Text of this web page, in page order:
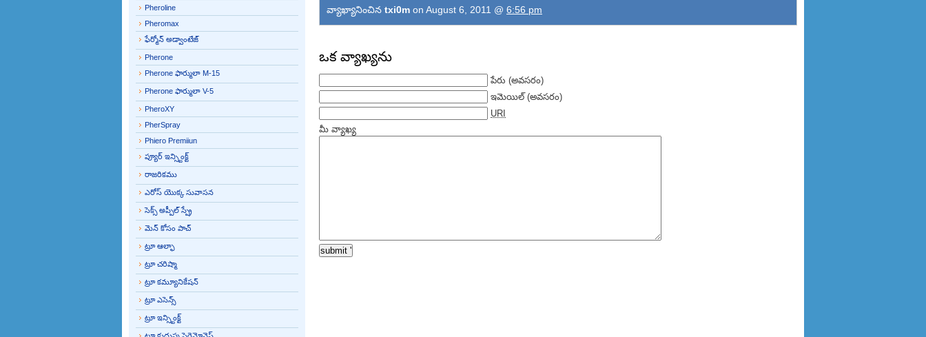
వ్యాఖ్యానించిన txi0m on August 6, 2011 @ 6:56 pm
ఒక వ్యాఖ్యను
పేరు (అవసరం)
ఇమెయిల్ (అవసరం)
URI
మీ వ్యాఖ్య
Pheroline
Pheromax
ఫేర్మోన్ అడ్వాంటేజ్
Pherone
Pherone ఫార్ములా M-15
Pherone ఫార్ములా V-5
PheroXY
PherSpray
Phiero Premiiun
ప్యూర్ ఇన్స్టింక్ట్
రాజరికము
ఎరోస్ యొక్క సువాసన
సెక్స్ అప్పీల్ స్ప్రే
మెన్ కోసం పాచ్
ట్రూ ఆల్ఫా
ట్రూ చరిష్మా
ట్రూ కమ్యూనికేషన్
ట్రూ ఎసెన్స్
ట్రూ ఇన్స్టింక్ట్